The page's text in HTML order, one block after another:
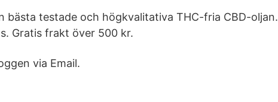
bästa testade och högkvalitativa THC-fria CBD-oljan.
Gratis frakt över 500 kr.
via Email.